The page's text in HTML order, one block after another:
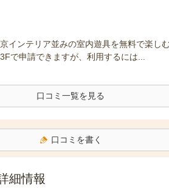
インテリア並みの室内遊具を無料で楽し
で申請できますが、利用するには...
口コミ一覧を見る
口コミを書く
細情報